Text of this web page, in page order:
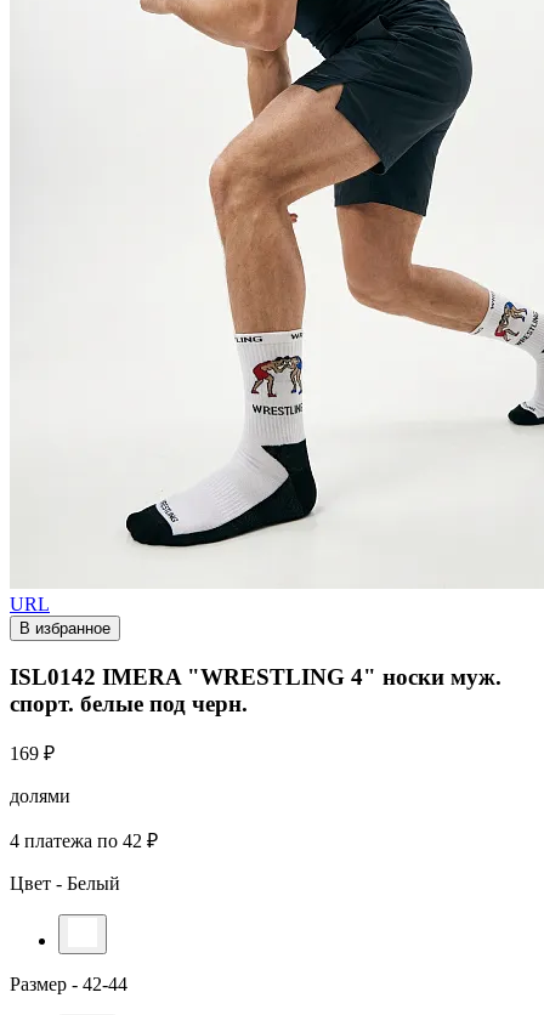
URL
В избранное
ISL0142 IMERA "WRESTLING 4" носки муж.
спорт. белые под черн.
169 ₽
долями
4 платежа по 42 ₽
Цвет - Белый
Размер - 42-44